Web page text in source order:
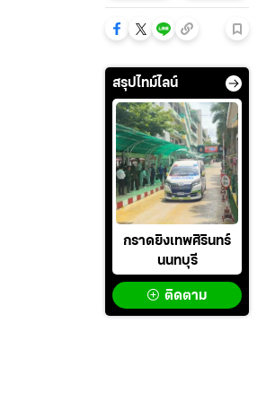
สรุปไทม์ไลน์
กราดยิงเทพศิรินทร์
นนทบุรี
ติดตาม